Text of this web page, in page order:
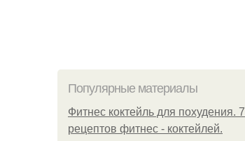
Популярные материалы
Фитнес коктейль для похудения. 7
рецептов фитнес - коктейлей.